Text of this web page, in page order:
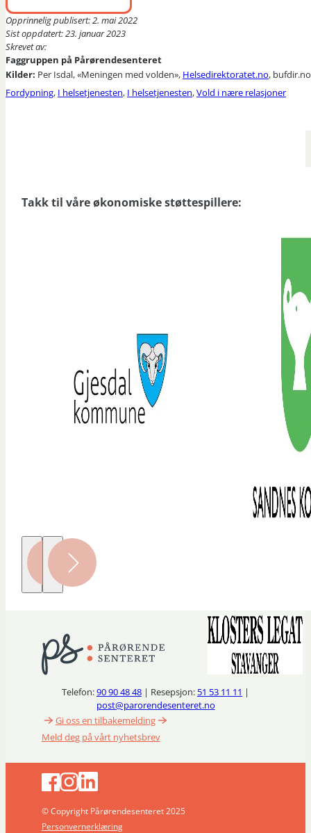
Opprinnelig publisert: 2. mai 2022
Sist oppdatert: 23. januar 2023
Skrevet av:
Faggruppen på Pårørendesenteret
Kilder: Per Isdal, «Meningen med volden», Helsedirektoratet.no,
Fordypning, I helsetjenesten, I helsetjenesten,Vold i nære relasjoner
Takk til våre økonomiske støttespillere:
Telefon:90 90 48 48 | Resepsjon: 51 53 11 11 |
post@parorendesenteret.no
Gi oss en tilbakemelding
Meld deg på vårt nyhetsbrev
© Copyright Pårørendesenteret 2025
Personvernerklæring